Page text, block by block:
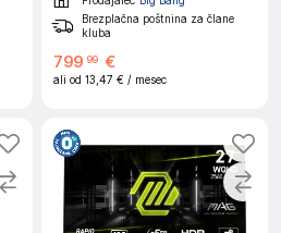
Brezplačna poštnina za člane
kluba
799 99 €
ali od 13,47 € / mesec